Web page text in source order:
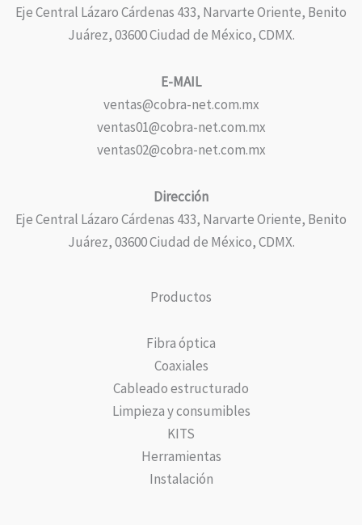
Eje Central Lázaro Cárdenas 433, Narvarte Oriente, Benito
Juárez, 03600 Ciudad de México, CDMX.
E-MAIL
ventas@cobra-net.com.mx
ventas01@cobra-net.com.mx
ventas02@cobra-net.com.mx
Dirección
Eje Central Lázaro Cárdenas 433, Narvarte Oriente, Benito
Juárez, 03600 Ciudad de México, CDMX.
Productos
Fibra óptica
Coaxiales
Cableado estructurado
Limpieza y consumibles
KITS
Herramientas
Instalación